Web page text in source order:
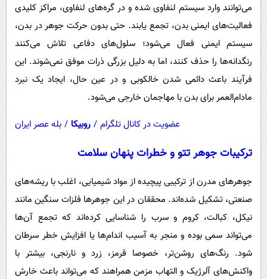
حیات وحش
سیاست خارجی
می‌توانند وارد سیستم لنفاوی شده و در گره‌های لنفاوی، مراکز کلیدی
فعالیت‌های ایمنی بدن، تجمع یابند. حتی بدون حرکت جوهر در بدن،
سیستم ایمنی فعال می‌شود؛ سلول‌های دفاعی تلاش می‌کنند
رنگدانه‌ها را حذف کنند، اما به دلیل بزرگی ذرات موفق نمی‌شوند. این
فرآیند باعث دائمی شدن خالکوبی و در عین حال، ایجاد یک نبرد
مادام‌العمر برای بدن با مهاجمان خارجی می‌شود.
عضویت در کانال تلگرام / روبیکا / بله عصر ایران
ترکیبات جوهر تتو و خطرات پنهان سلامت
جوهرهای مدرن از ترکیبی پیچیده از مواد شیمیایی، اغلب با ریشه‌های
صنعتی، تشکیل شده‌اند. محققان در این جوهرها فلزات سنگین مانند
نیکل، کبالت، کروم و سرب را شناسایی کرده‌اند که تجمع آن‌ها
می‌تواند سمی بوده و منجر به آسیب اندام‌ها یا افزایش خطر سرطان
شود. رنگ‌های روشن‌تر، خصوصا قرمز، زرد و نارنجی، بیشتر با
واکنش‌های آلرژیک و التهاب مزمن همراهند که می‌تواند باعث خارش